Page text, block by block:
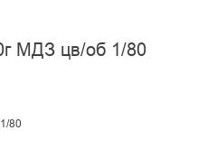
МДЗ цв/об 1/80
80